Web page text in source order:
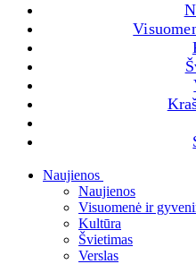
Naujienos
Naujienos
Visuomenė ir
Kultūra
Švietimas
Verslas